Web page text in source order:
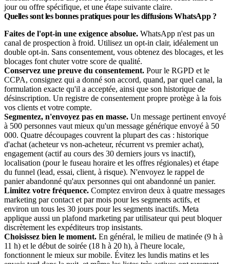
jour ou offre spécifique, et une étape suivante claire.
Quelles sont les bonnes pratiques pour les diffusions WhatsApp ?
Faites de l'opt-in une exigence absolue. WhatsApp n'est pas un
canal de prospection à froid. Utilisez un opt-in clair, idéalement un
double opt-in. Sans consentement, vous obtenez des blocages, et les
blocages font chuter votre score de qualité.
Conservez une preuve du consentement. Pour le RGPD et le
CCPA, consignez qui a donné son accord, quand, par quel canal, la
formulation exacte qu'il a acceptée, ainsi que son historique de
désinscription. Un registre de consentement propre protège à la fois
vos clients et votre compte.
Segmentez, n'envoyez pas en masse. Un message pertinent envoyé
à 500 personnes vaut mieux qu'un message générique envoyé à 50
000. Quatre découpages couvrent la plupart des cas : historique
d'achat (acheteur vs non-acheteur, récurrent vs premier achat),
engagement (actif au cours des 30 derniers jours vs inactif),
localisation (pour le fuseau horaire et les offres régionales) et étape
du funnel (lead, essai, client, à risque). N'envoyez le rappel de
panier abandonné qu'aux personnes qui ont abandonné un panier.
Limitez votre fréquence. Comptez environ deux à quatre messages
marketing par contact et par mois pour les segments actifs, et
environ un tous les 30 jours pour les segments inactifs. Meta
applique aussi un plafond marketing par utilisateur qui peut bloquer
discrètement les expéditeurs trop insistants.
Choisissez bien le moment. En général, le milieu de matinée (9 h à
11 h) et le début de soirée (18 h à 20 h), à l'heure locale,
fonctionnent le mieux sur mobile. Évitez les lundis matins et les